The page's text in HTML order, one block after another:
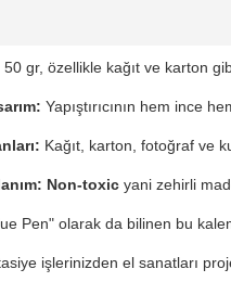
50 gr, özellikle kağıt ve karton
Yapıştırıcının hem ince
Kağıt, karton, fotoğraf ve
Non-toxic yani zehirli
Pen" olarak da bilinen bu
işlerinizden el sanatları